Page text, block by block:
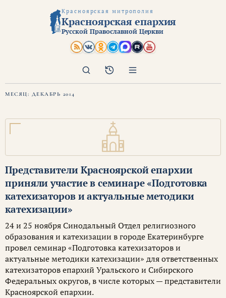
Красноярская митрополия
Красноярская епархия
Русской Православной Церкви
Архив
Поиск
МЕСЯЦ: ДЕКАБРЬ 2014
Представители Красноярской епархии
приняли участие в семинаре «Подготовка
катехизаторов и актуальные методики
катехизации»
24 и 25 ноября Синодальный Отдел религиозного
образования и катехизации в городе Екатеринбурге
провел семинар «Подготовка катехизаторов и
актуальные методики катехизации» для ответственных
катехизаторов епархий Уральского и Сибирского
Федеральных округов, в числе которых — представители
Красноярской епархии.